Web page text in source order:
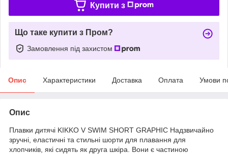
Купити з
Що таке купити з Пром?
Замовлення під захистом
Опис Характеристики Доставка Оплата Умови
Опис
Плавки дитячі KIKKO V SWIM SHORT GRAPHIC Надзвичайно
зручні, еластичні та стильні шорти для плавання для
хлопчиків, які сидять як друга шкіра. Вони є частиною